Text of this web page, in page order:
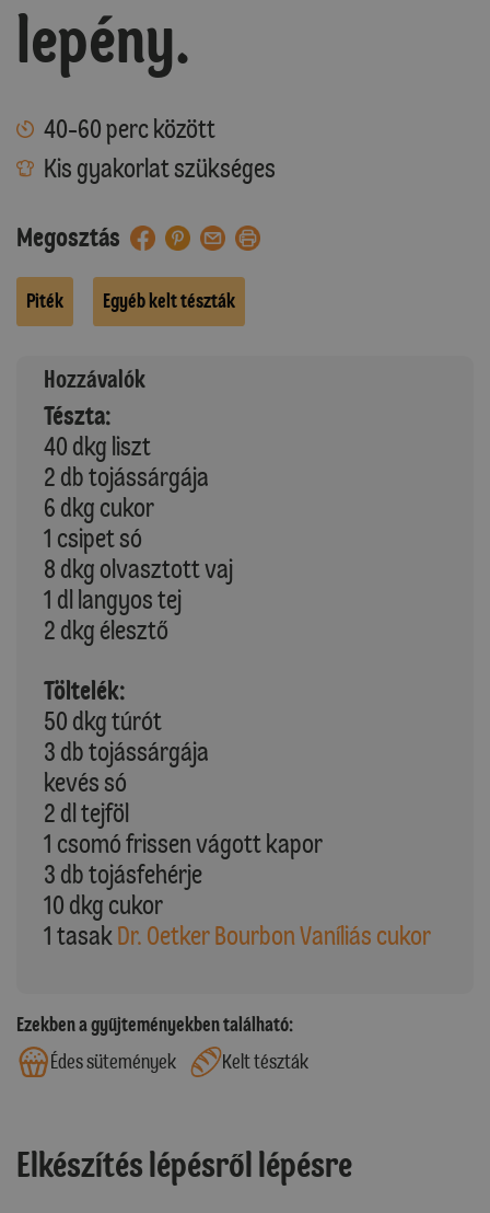
lepény.
40-60 perc között
Kis gyakorlat szükséges
Megosztás
Piték Egyéb kelt tészták
Hozzávalók
Tészta:
40 dkg liszt
2 db tojássárgája
6 dkg cukor
1 csipet só
8 dkg olvasztott vaj
1 dl langyos tej
2 dkg élesztő
Töltelék:
50 dkg túrót
3 db tojássárgája
kevés só
2 dl tejföl
1 csomó frissen vágott kapor
3 db tojásfehérje
10 dkg cukor
1 tasak Dr. Oetker Bourbon Vaníliás cukor
Ezekben a gyűjteményekben található:
Édes sütemények
Kelt tészták
Elkészítés lépésről lépésre